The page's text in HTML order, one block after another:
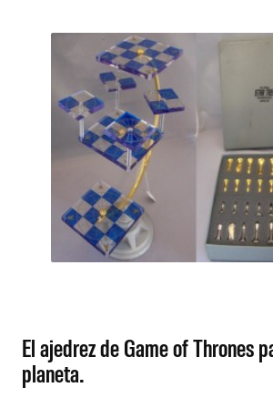
El ajedrez de Game of Thrones
planeta.